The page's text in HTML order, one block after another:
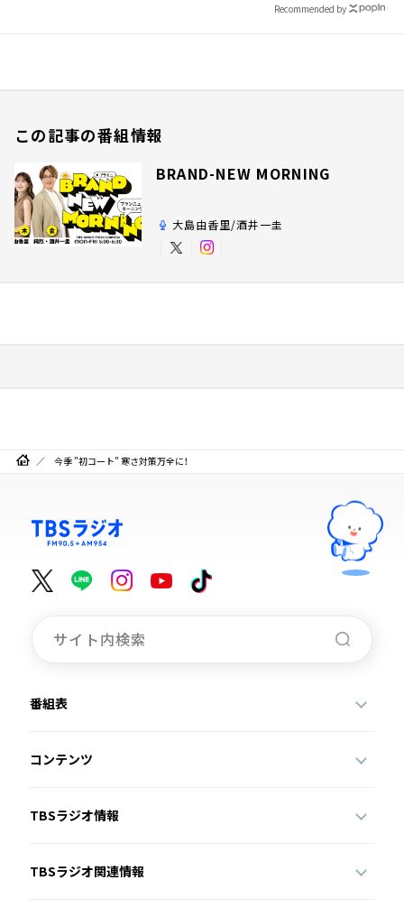
Recommended by
この記事の番組情報
BRAND-NEW MORNING
大島由香里/酒井一圭
今季 ”初コート” 寒さ対策万全に！
番組表
コンテンツ
TBSラジオ情報
TBSラジオ関連情報